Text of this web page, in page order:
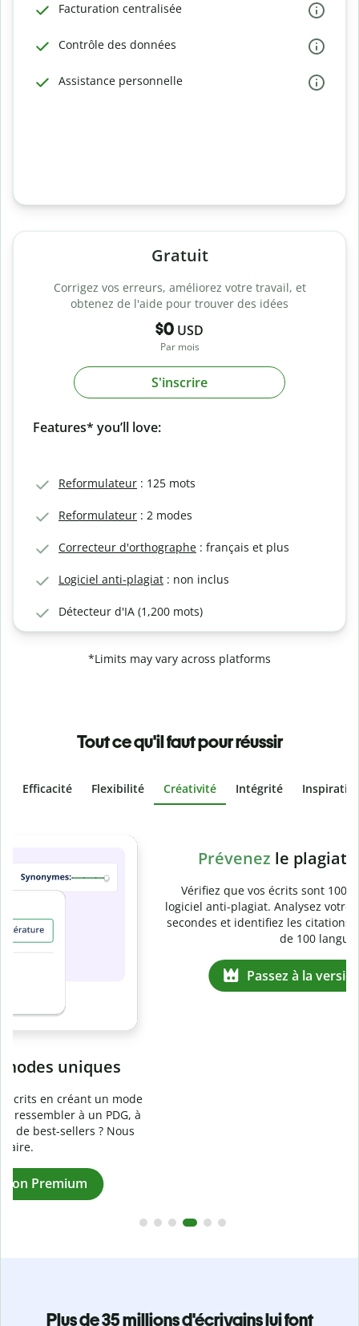
Facturation centralisée
Contrôle des données
Assistance personnelle
Gratuit
Corrigez vos erreurs, améliorez votre travail, et
obtenez de l'aide pour trouver des idées
$0 USD
Par mois
S'inscrire
Features* you’ll love:
Reformulateur : 125 mots
Reformulateur : 2 modes
Correcteur d'orthographe : français et plus
Logiciel anti-plagiat : non inclus
Détecteur d'IA (1,200 mots)
*Limits may vary across platforms
Tout ce qu'il faut pour réussir
Efficacité Flexibilité Créativité Intégrité
Prévenez
Vérifiez que vos écrits sont 100 % les vôtres grâce au
logiciel anti-plagiat. Analysez votre document en quelques
secondes et identifiez les citations manquantes dans plus
Passez à la version Premium
Plus de 35 millions d'écrivains lui font